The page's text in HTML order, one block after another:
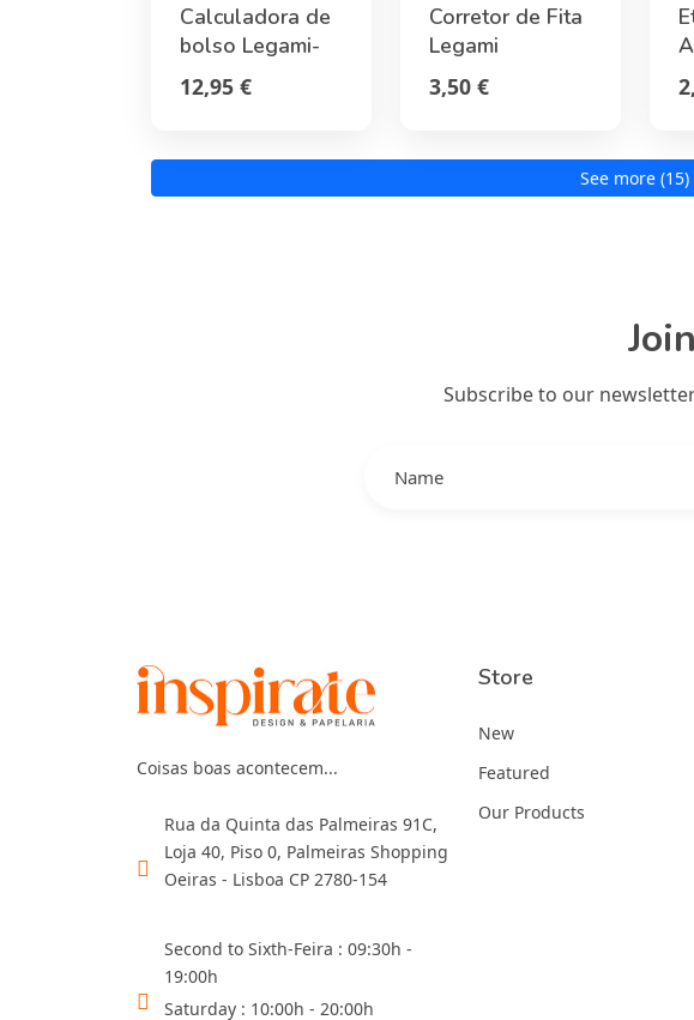
Calculadora de
bolso Legami-
Panda
12,95 €
Corretor de Fita
Legami
3,50 €
See more (15)
Subscribe to our
Coisas boas acontecem...
Rua da Quinta das Palmeiras 91C,
Loja 40, Piso 0, Palmeiras Shopping
Oeiras - Lisboa CP 2780-154
Second to Sixth-Feira : 09:30h -
19:00h
Saturday : 10:00h - 20:00h
Store
New
Featured
Our Products